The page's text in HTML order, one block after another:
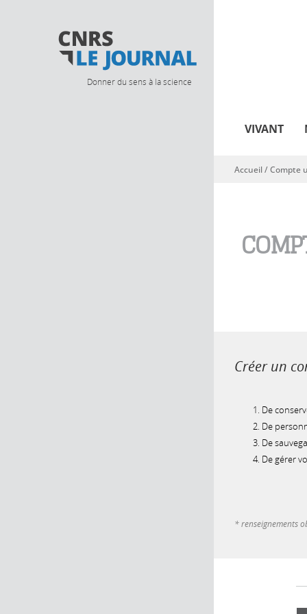
Donner du sens à la science
VIVANT
Vous êtes ici
Accueil/Compte
Créer un
De
De
De
De gérer
* renseignements